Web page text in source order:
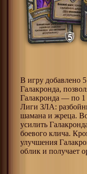
В игру добавлено
Галакронда,
Галакронда — по 1
Лиги ЗЛА:
шамана и жреца.
усилить
боевого клича.
улучшения
облик и получает